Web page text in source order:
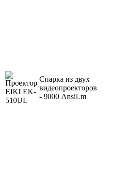
Спарка из двух
видеопроекторов
- 9000 AnsiLm